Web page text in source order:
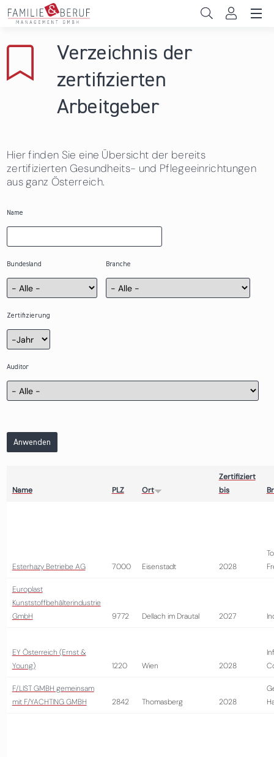
Direkt zum Inhalt
Gemeinden
Das sind wir
News & Events
Verzeichnis der
zertifizierten
Arbeitgeber
Hier finden Sie eine Übersicht der bereits
zertifizierten Gesundheits- und Pflegeeinrichtungen
aus ganz Österreich.
Name
Bundesland Branche
Zertifizierung
Zertifizierung
Jahr
Auditor
Anwenden
Name PLZ Ort
Zertifiziert
bis
Esterhazy Betriebe AG 7000 Eisenstadt 2028
Europlast
Kunststoffbehälterindustrie
GmbH
9772 Dellach im Drautal 2027
EY Österreich (Ernst &
Young)
1220 Wien 2028
F/LIST GMBH gemeinsam
mit F/YACHTING GMBH
2842 Thomasberg 2028